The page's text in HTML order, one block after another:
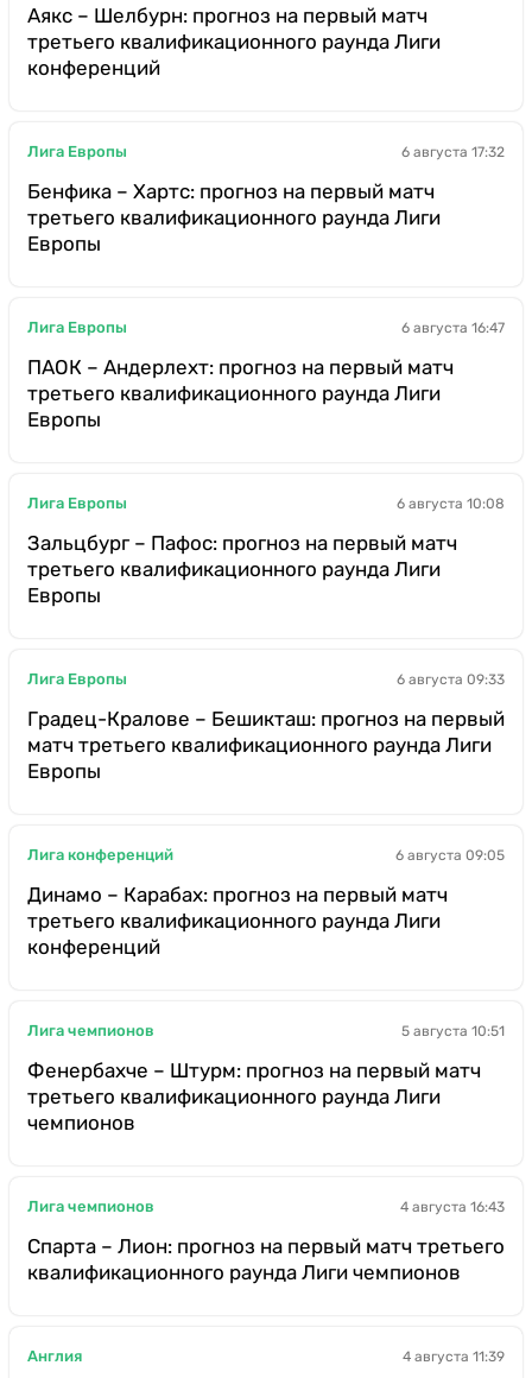
Аякс – Шелбурн: прогноз на первый матч
третьего квалификационного раунда Лиги
конференций
Лига Европы 6 августа 17:32
Бенфика – Хартс: прогноз на первый матч
третьего квалификационного раунда Лиги
Европы
Лига Европы 6 августа 16:47
ПАОК – Андерлехт: прогноз на первый матч
третьего квалификационного раунда Лиги
Европы
Лига Европы 6 августа 10:08
Зальцбург – Пафос: прогноз на первый матч
третьего квалификационного раунда Лиги
Европы
Лига Европы 6 августа 09:33
Градец-Кралове – Бешикташ: прогноз на первый
матч третьего квалификационного раунда Лиги
Европы
Лига конференций 6 августа 09:05
Динамо – Карабах: прогноз на первый матч
третьего квалификационного раунда Лиги
конференций
Лига чемпионов 5 августа 10:51
Фенербахче – Штурм: прогноз на первый матч
третьего квалификационного раунда Лиги
чемпионов
Лига чемпионов 4 августа 16:43
Спарта – Лион: прогноз на первый матч третьего
квалификационного раунда Лиги чемпионов
Англия 4 августа 11:39